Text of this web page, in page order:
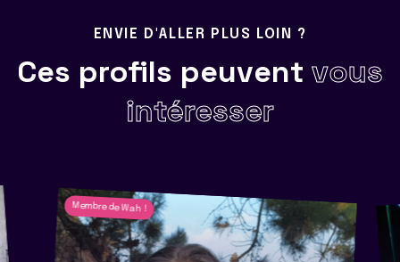
ENVIE D'ALLER PLUS LOIN ?
Ces profils peuvent vous
intéresser
Membre de Wah !